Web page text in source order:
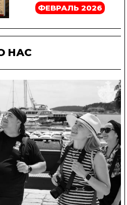
ФЕВРАЛЬ 2026
НАС